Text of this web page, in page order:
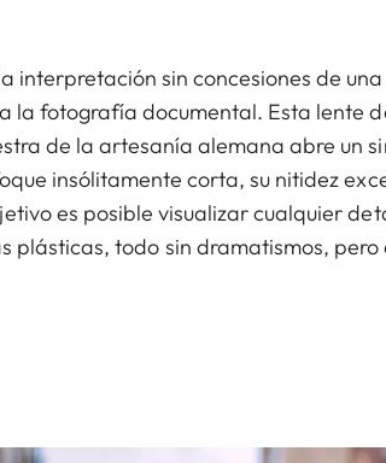
interpretación sin concesiones de
la fotografía documental. Esta lente
de la artesanía alemana abre un
insólitamente corta, su nitidez
es posible visualizar cualquier
plásticas, todo sin dramatismos,